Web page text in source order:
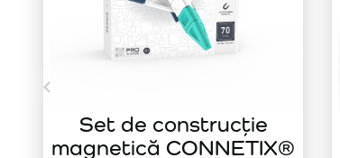
Set de construcție
magnetică CONNETIX®